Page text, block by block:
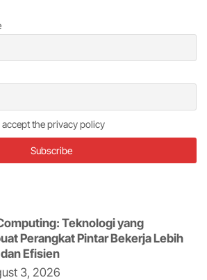
the privacy policy
Teknologi yang
Perangkat Pintar Bekerja Lebih
Efisien
3, 2026